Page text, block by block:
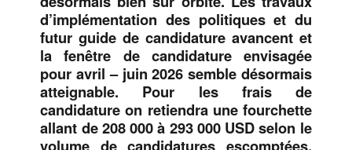
d’implémentation des politiques et du
futur guide de candidature avancent et
la fenêtre de candidature envisagée
pour avril – juin 2026 semble désormais
atteignable. Pour les frais de
candidature on retiendra une fourchette
allant de 208 000 à 293 000 USD selon le